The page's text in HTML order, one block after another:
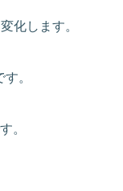
化します。
。
。